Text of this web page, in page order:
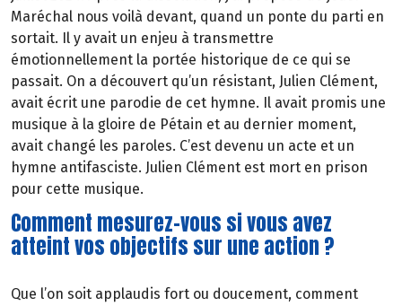
Maréchal nous voilà devant, quand un ponte du parti en
sortait. Il y avait un enjeu à transmettre
émotionnellement la portée historique de ce qui se
passait. On a découvert qu’un résistant, Julien Clément,
avait écrit une parodie de cet hymne. Il avait promis une
musique à la gloire de Pétain et au dernier moment,
avait changé les paroles. C’est devenu un acte et un
hymne antifasciste. Julien Clément est mort en prison
pour cette musique.
Comment mesurez-vous si vous avez
atteint vos objectifs sur une action ?
Que l’on soit applaudis fort ou doucement, comment